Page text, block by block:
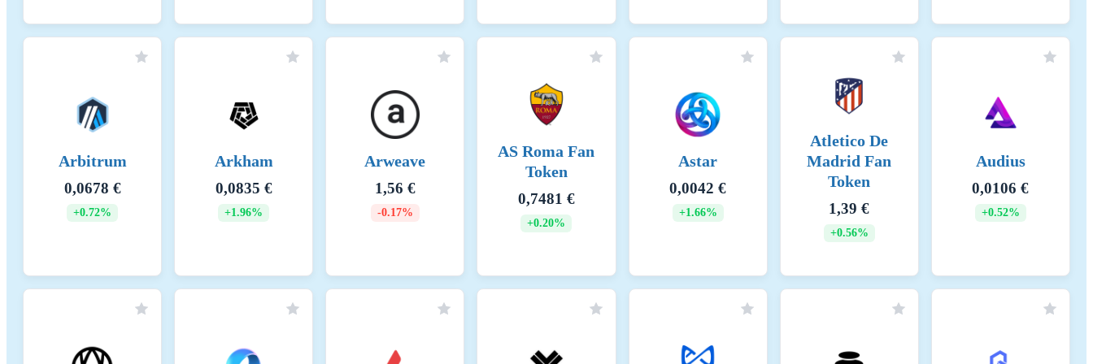
KHK-intensiteetti 0 (kgCO2e)
Keskeiset energialähteet ja menetelmät
Keskeiset KHK-lähteet ja menetelmät
Arbitrum
0,0678 €
+0.72%
Arkham
0,0835 €
+1.96%
Arweave
1,56 €
-0.17%
AS Roma Fan
Token
0,7481 €
+0.20%
Astar
0,0042 €
+1.66%
Atletico De
Madrid Fan
Token
1,39 €
+0.56%
Audius
0,0106 €
+0.52%